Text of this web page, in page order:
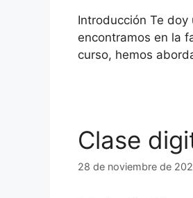
Introducción Te
encontramos en la
curso, hemos
Clase
28 de noviembre de